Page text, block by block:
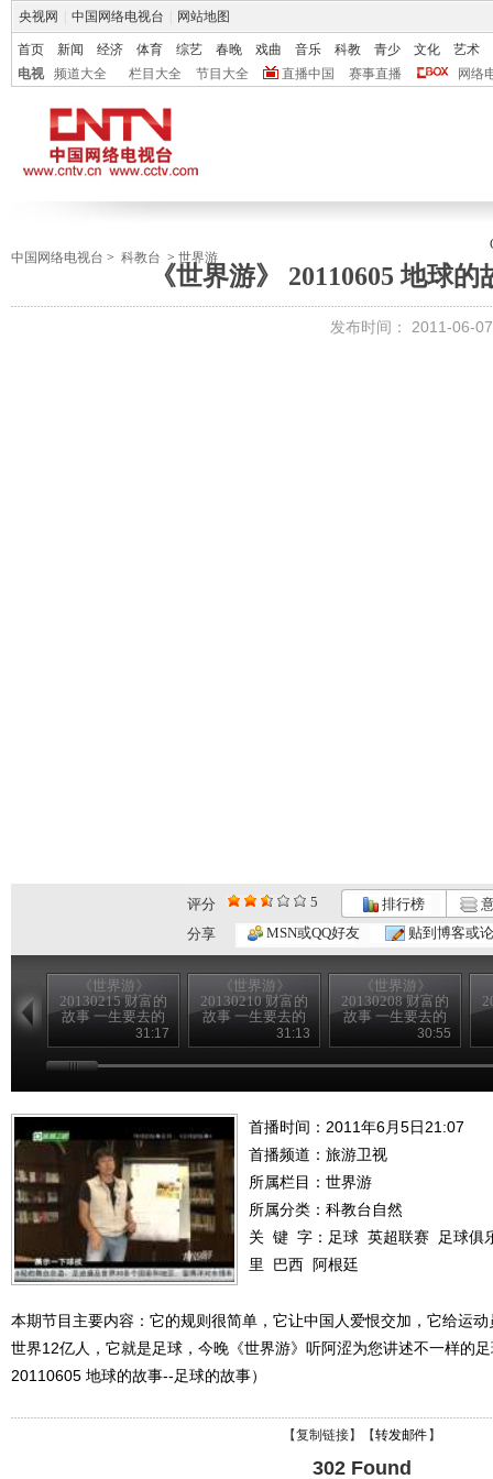
央视网 中国网络电视台 网站地图
首页 新闻 经济 体育 综艺 春晚 戏曲 音乐 科教 青少 文化
艺术
电视
频道大全 栏目大全 节目大全 直播中国 赛事直播 网络
中国网络电视台 > 科教台 > 世界游
《世界游》 20110605 地球
发布时间： 2011-06-
评分 5 排行榜
分享
MSN或QQ好友 贴到博客或
《世界游》
20130215 财富的
故事 一生要去的
31:17
《世界游》
20130210 财富的
故事 一生要去的
31:13
《世界游》
20130208 财富的
故事 一生要去的
30:55
首播时间：2011年6月5日21:07
首播频道： 旅游卫视
所属栏目： 世界游
所属分类：科教台自然
关 键 字： 足球 英超联赛
足球俱
里
巴西 阿根廷
本期节目主要内容：它的规则很简单，它让中国人爱恨交加，它给运
世界12亿人，它就是足球，今晚《世界游》听阿涩为您讲述不一样的
20110605 地球的故事--足球的故事）
【复制链接】【转发邮件 】
302 Found